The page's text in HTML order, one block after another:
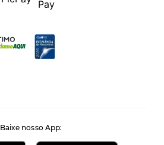
Baixe nosso App: